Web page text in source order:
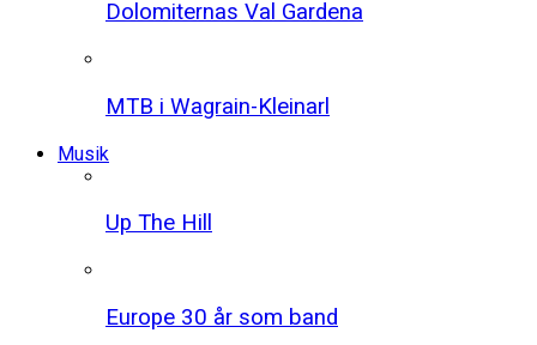
Dolomiternas Val Gardena
MTB i Wagrain-Kleinarl
Musik
Up The Hill
Europe 30 år som band